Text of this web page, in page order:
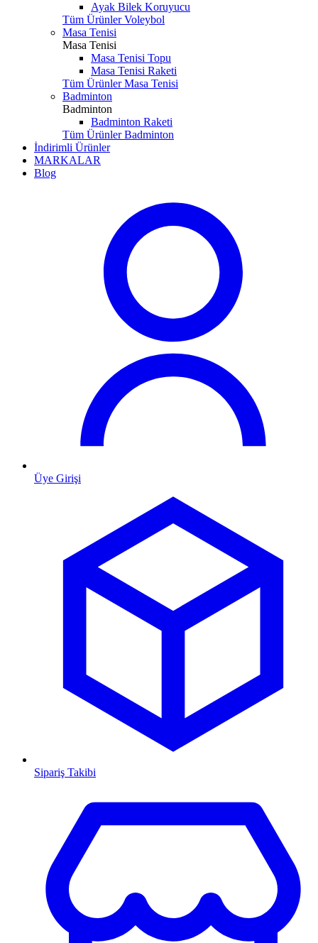
Ayak Bilek Koruyucu
Tüm Ürünler Voleybol
Masa Tenisi
Masa Tenisi
Masa Tenisi Topu
Masa Tenisi Raketi
Tüm Ürünler Masa Tenisi
Badminton
Badminton
Badminton Raketi
Tüm Ürünler Badminton
İndirimli Ürünler
MARKALAR
Blog
Üye Girişi
Sipariş Takibi